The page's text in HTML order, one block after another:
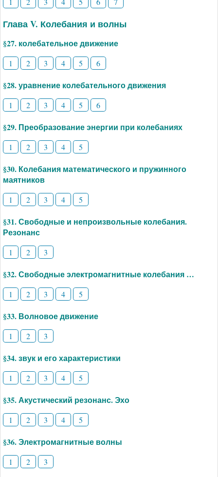
Глава V. Колебания и волны
§27. колебательное движение
1 2 3 4 5 6
§28. уравнение колебательного движения
1 2 3 4 5 6
§29. Преобразование энергии при колебаниях
1 2 3 4 5
§30. Колебания математического и пружинного
маятников
1 2 3 4 5
§31. Свободные и непроизвольные колебания.
Резонанс
1 2 3
§32. Свободные электромагнитные колебания …
1 2 3 4 5
§33. Волновое движение
1 2 3
§34. звук и его характеристики
1 2 3 4 5
§35. Акустический резонанс. Эхо
1 2 3 4 5
§36. Электромагнитные волны
1 2 3